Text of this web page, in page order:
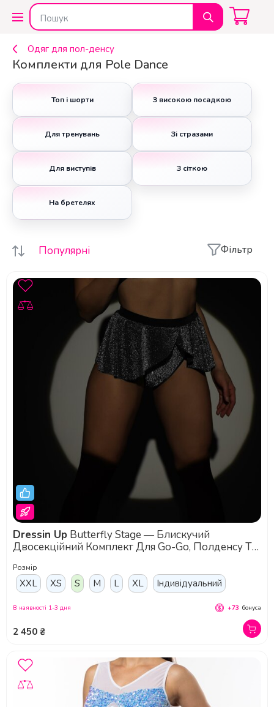
Одяг для пол-денсу
Комплекти для Pole Dance
Топ і шорти З високою посадкою
Для тренувань Зі стразами
Для виступів З сіткою
На бретелях
Популярні Фільтр
Dressin Up
Двосекційний Комплект Для Go-Go, Полденсу Та
Розмір
XXL XS S M L XL Індивідуальний
2 450 ₴
В наявності 1-3 дня +73 бонуса